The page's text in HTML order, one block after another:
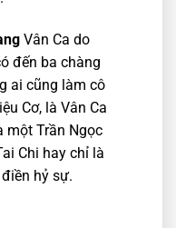
Vân Ca do
đến ba chàng
ai cũng làm cô
Cơ, là Vân Ca
một Trần Ngọc
Chi hay chỉ là
hỷ sự.